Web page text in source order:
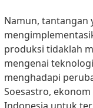
Namun, tantangan
produksi tidaklah
mengenai
menghadapi
Soesastro,